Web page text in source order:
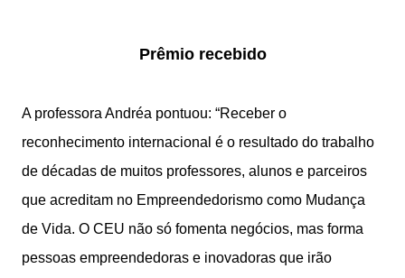
Prêmio recebido
A professora Andréa pontuou: “Receber o
reconhecimento internacional é o resultado do trabalho
de décadas de muitos professores, alunos e parceiros
que acreditam no Empreendedorismo como Mudança
de Vida. O CEU não só fomenta negócios, mas forma
pessoas empreendedoras e inovadoras que irão